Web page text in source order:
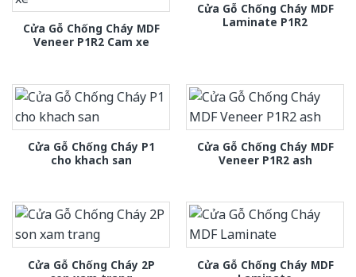
Cửa Gỗ Chống Cháy MDF
Veneer P1R2 Cam xe
Cửa Gỗ Chống Cháy MDF
Laminate P1R2
Cửa Gỗ Chống Cháy P1
cho khach san
Cửa Gỗ Chống Cháy MDF
Veneer P1R2 ash
Cửa Gỗ Chống Cháy 2P
Cửa Gỗ Chống Cháy MDF